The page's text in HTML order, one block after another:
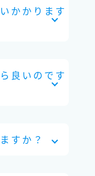
かかります
良いのです
すか？